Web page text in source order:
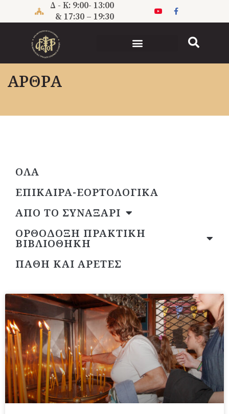
Δ - Κ: 9:00- 13:00
& 17:30 – 19:30
ΑΡΘΡΑ
ΟΛΑ
ΕΠΙΚΑΙΡΑ-ΕΟΡΤΟΛΟΓΙΚΑ
ΑΠΟ ΤΟ ΣΥΝΑΞΑΡΙ
ΟΡΘΟΔΟΞΗ ΠΡΑΚΤΙΚΗ
ΒΙΒΛΙΟΘΗΚΗ
ΠΑΘΗ ΚΑΙ ΑΡΕΤΕΣ
PagePagePagePagePagePage